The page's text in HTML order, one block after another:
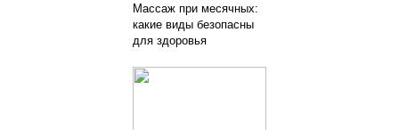
Массаж при месячных:
какие виды безопасны
для здоровья